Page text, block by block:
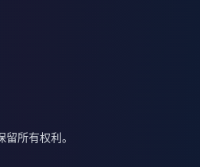
所有权利。